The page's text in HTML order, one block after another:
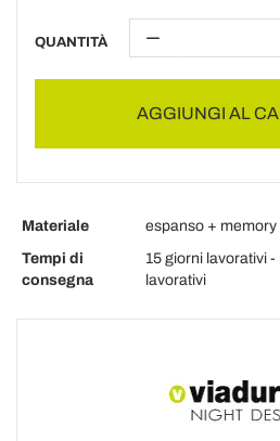
QUANTITÀ
AGGIUNGI AL
Materiale
espanso + memory
Tempi di
consegna
15 giorni lavorativi
lavorativi